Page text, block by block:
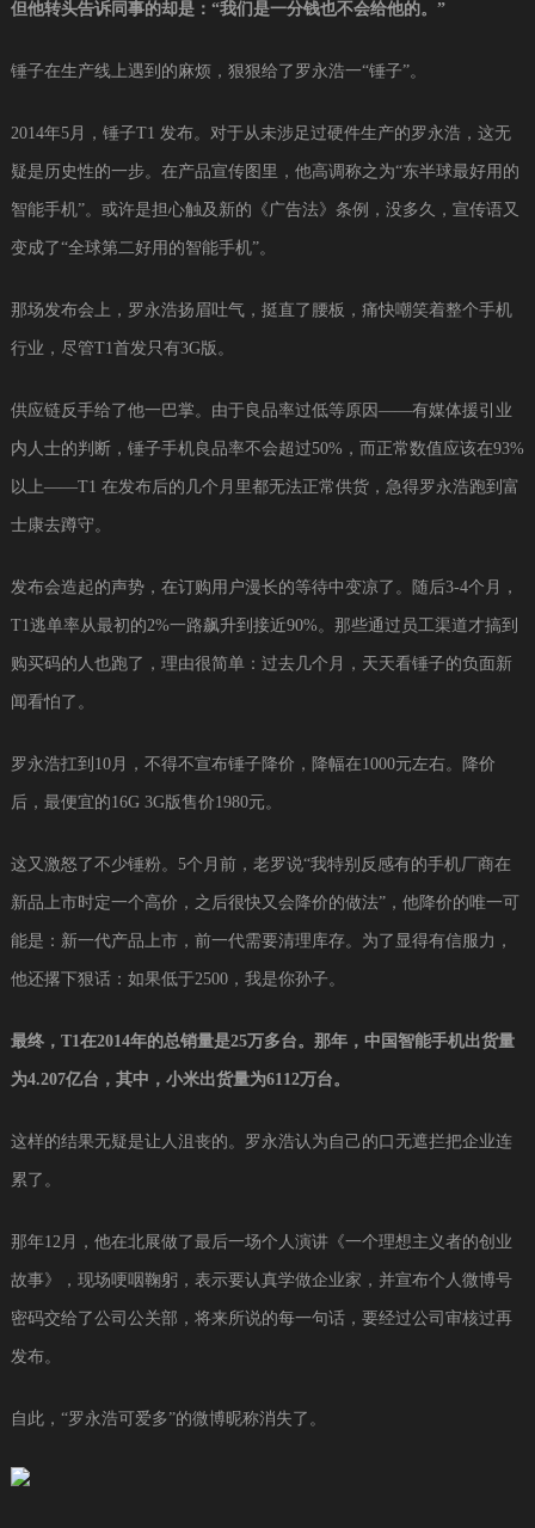
但他转头告诉同事的却是：“我们是一分钱也不会给他的。”
锤子在生产线上遇到的麻烦，狠狠给了罗永浩一“锤子”。
2014年5月，锤子T1 发布。对于从未涉足过硬件生产的罗永浩，这无
疑是历史性的一步。在产品宣传图里，他高调称之为“东半球最好用的
智能手机”。或许是担心触及新的《广告法》条例，没多久，宣传语又
变成了“全球第二好用的智能手机”。
那场发布会上，罗永浩扬眉吐气，挺直了腰板，痛快嘲笑着整个手机
行业，尽管T1首发只有3G版。
供应链反手给了他一巴掌。由于良品率过低等原因——有媒体援引业
内人士的判断，锤子手机良品率不会超过50%，而正常数值应该在93%
以上——T1 在发布后的几个月里都无法正常供货，急得罗永浩跑到富
士康去蹲守。
发布会造起的声势，在订购用户漫长的等待中变凉了。随后3-4个月，
T1逃单率从最初的2%一路飙升到接近90%。那些通过员工渠道才搞到
购买码的人也跑了，理由很简单：过去几个月，天天看锤子的负面新
闻看怕了。
罗永浩扛到10月，不得不宣布锤子降价，降幅在1000元左右。降价
后，最便宜的16G 3G版售价1980元。
这又激怒了不少锤粉。5个月前，老罗说“我特别反感有的手机厂商在
新品上市时定一个高价，之后很快又会降价的做法”，他降价的唯一可
能是：新一代产品上市，前一代需要清理库存。为了显得有信服力，
他还撂下狠话：如果低于2500，我是你孙子。
最终，T1在2014年的总销量是25万多台。那年，中国智能手机出货量
为4.207亿台，其中，小米出货量为6112万台。
这样的结果无疑是让人沮丧的。罗永浩认为自己的口无遮拦把企业连
累了。
那年12月，他在北展做了最后一场个人演讲《一个理想主义者的创业
故事》，现场哽咽鞠躬，表示要认真学做企业家，并宣布个人微博号
密码交给了公司公关部，将来所说的每一句话，要经过公司审核过再
发布。
自此，“罗永浩可爱多”的微博昵称消失了。